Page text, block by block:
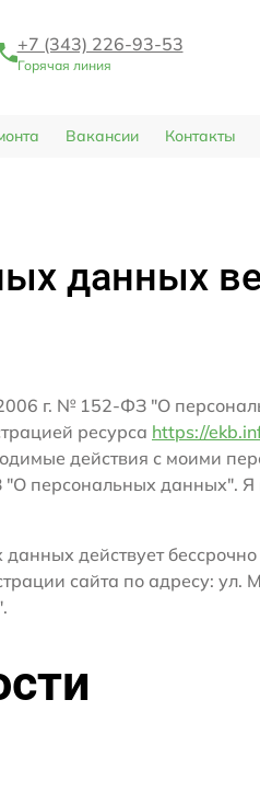
+7 (343) 226-93-53
Горячая линия
Вакансии Контакты
данных
г. № 152-ФЗ "О
ресурса https://
действия с моими
персональных данных".
действует
сайта по адресу: